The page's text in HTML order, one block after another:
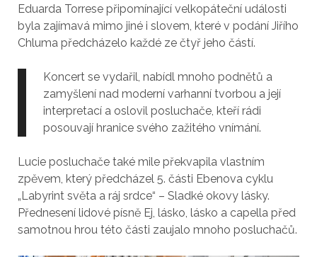
Eduarda Torrese připomínající velkopáteční události
byla zajímavá mimo jiné i slovem, které v podání Jiřího
Chluma předcházelo každé ze čtyř jeho částí.
Koncert se vydařil, nabídl mnoho podnětů a
zamyšlení nad moderní varhanní tvorbou a její
interpretací a oslovil posluchače, kteří rádi
posouvají hranice svého zažitého vnímání.
Lucie posluchače také mile překvapila vlastním
zpěvem, který předcházel 5. části Ebenova cyklu
„Labyrint světa a ráj srdce“ – Sladké okovy lásky.
Přednesení lidové písně Ej, lásko, lásko a capella před
samotnou hrou této části zaujalo mnoho posluchačů.